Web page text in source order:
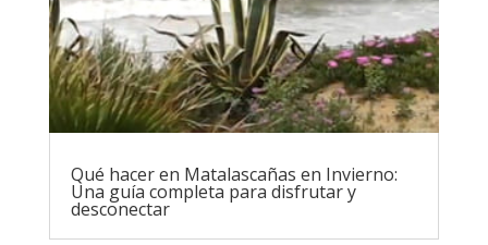
Qué hacer en Matalascañas en Invierno:
Una guía completa para disfrutar y
desconectar